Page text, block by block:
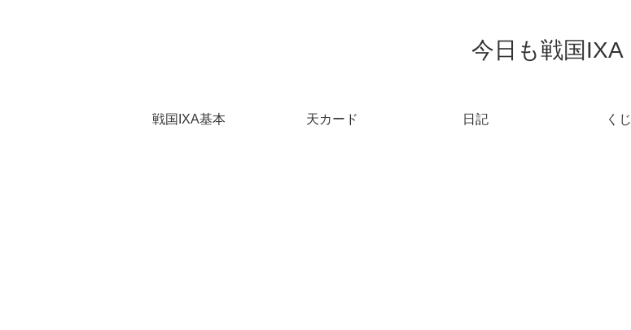
今日も戦国IXA
戦国IXA基本 天カード 日記 くじ